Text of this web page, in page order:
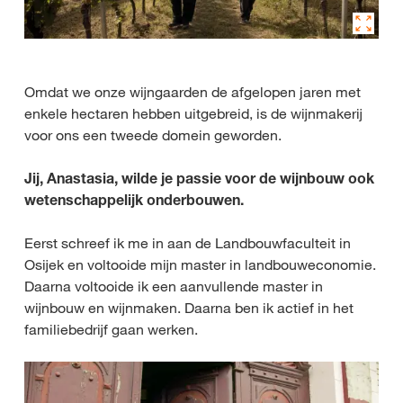
Omdat we onze wijngaarden de afgelopen jaren met
enkele hectaren hebben uitgebreid, is de wijnmakerij
voor ons een tweede domein geworden.
Jij, Anastasia, wilde je passie voor de wijnbouw ook
wetenschappelijk onderbouwen.
Eerst schreef ik me in aan de Landbouwfaculteit in
Osijek en voltooide mijn master in landbouweconomie.
Daarna voltooide ik een aanvullende master in
wijnbouw en wijnmaken. Daarna ben ik actief in het
familiebedrijf gaan werken.